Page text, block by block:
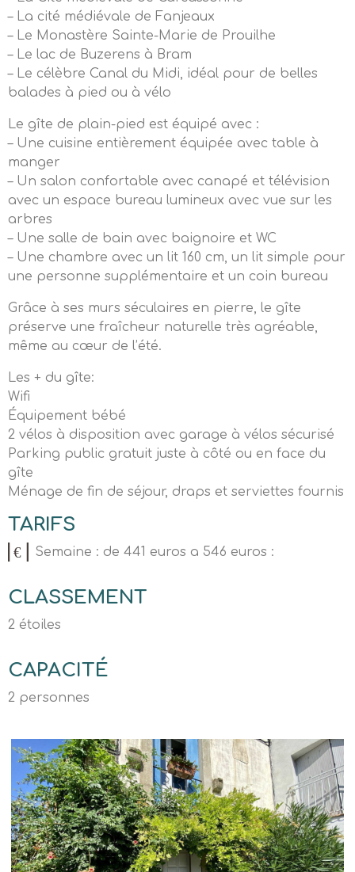
– La cité médiévale de Fanjeaux
– Le Monastère Sainte-Marie de Prouilhe
– Le lac de Buzerens à Bram
– Le célèbre Canal du Midi, idéal pour de belles
balades à pied ou à vélo
Le gîte de plain-pied est équipé avec :
– Une cuisine entièrement équipée avec table à
manger
– Un salon confortable avec canapé et télévision
avec un espace bureau lumineux avec vue sur les
arbres
– Une salle de bain avec baignoire et WC
– Une chambre avec un lit 160 cm, un lit simple pour
une personne supplémentaire et un coin bureau
Grâce à ses murs séculaires en pierre, le gîte
préserve une fraîcheur naturelle très agréable,
même au cœur de l’été.
Les + du gîte:
Wifi
Équipement bébé
2 vélos à disposition avec garage à vélos sécurisé
Parking public gratuit juste à côté ou en face du
gîte
Ménage de fin de séjour, draps et serviettes fournis
TARIFS
Semaine : de 441 euros a 546 euros :
CLASSEMENT
2 étoiles
CAPACITÉ
2 personnes